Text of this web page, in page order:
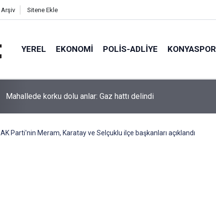
Arşiv Sitene Ekle
YEREL EKONOMI POLİS-ADLİYE KONYASPOR
Mahallede korku dolu anlar: Gaz hattı delindi
AK Parti'nin Meram, Karatay ve Selçuklu ilçe başkanları açıklandı